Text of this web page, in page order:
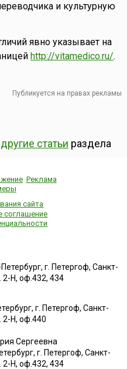
и культурную
явно указывает на
http://vitamedico.ru/.
Публикуется на правах рекламы
другие статьи раздела
Реклама
сайта
соглашение
г. Петергоф, Санкт-
2-Н, оф.432, 434
г. Петергоф, Санкт-
2-Н, оф.440
Сергеевна
г. Петергоф, Санкт-
2-Н, оф.432, 434